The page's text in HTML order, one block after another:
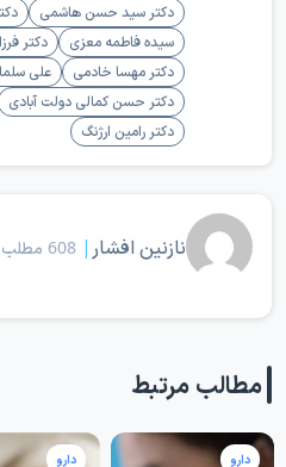
دکتر سید حسن هاشمی
سیده فاطمه معزی
دکتر
دکتر مهسا خادمی
علی
دکتر حسن کمالی دولت آبادی
دکتر رامین ارژنگ
نازنین افشار | 608 مطلب
مطالب مرتبط
دارو دارو